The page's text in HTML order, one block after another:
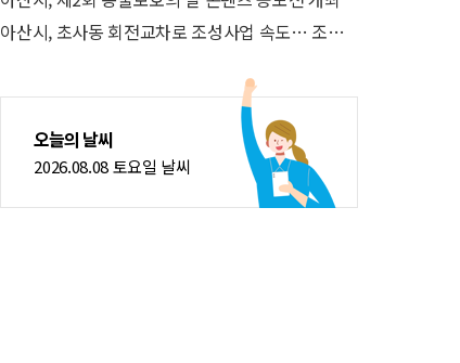
아산시, 초사동 회전교차로 조성사업 속도… 조기 착공 추진
오늘의 날씨
2026.08.08 토요일 날씨